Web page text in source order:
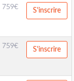
759€ S'inscrire
759€ S'inscrire